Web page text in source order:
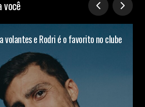
você
volantes e Rodri é o favorito no clube